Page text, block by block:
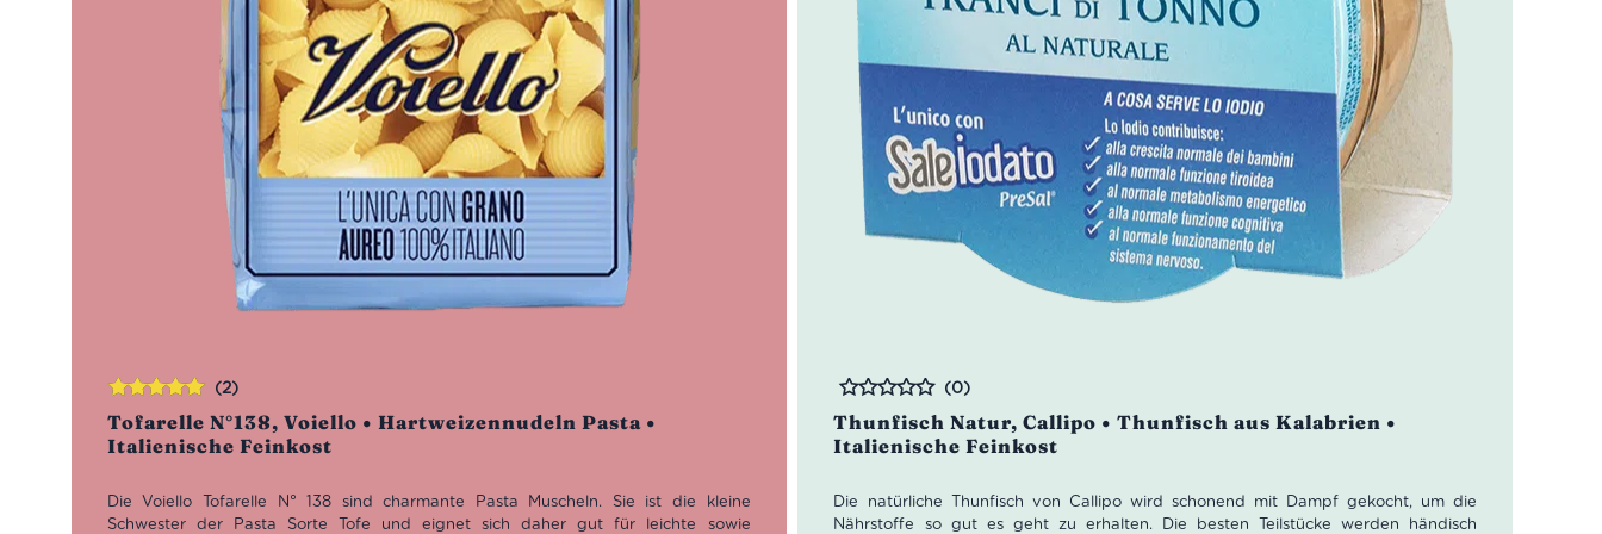
Tofarelle N°138, Voiello • Hartweizennudeln Pasta •
Italienische Feinkost
(2)
Die Voiello Tofarelle N° 138 sind charmante Pasta Muscheln. Sie ist die kleine
Schwester der Pasta Sorte Tofe und eignet sich daher gut für leichte sowie
Bewertet
mit5.00von
5
Thunfisch Natur, Callipo • Thunfisch aus Kalabrien •
Italienische Feinkost
Bewertet
(0)
Die natürliche Thunfisch von Callipo wird schonend mit Dampf gekocht, um die
Nährstoffe so gut es geht zu erhalten. Die besten Teilstücke werden händisch